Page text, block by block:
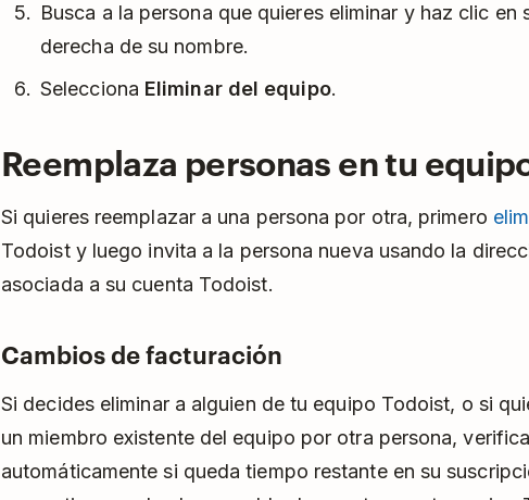
Busca a la persona que quieres eliminar y haz clic en
derecha de su nombre.
Selecciona Eliminar del equipo.
Reemplaza personas en tu
Si quieres reemplazar a una persona por otra, primero
Todoist y luego invita a la persona nueva usando la
asociada a su cuenta Todoist.
Cambios de facturación
Si decides eliminar a alguien de tu equipo Todoist, o si
un miembro existente del equipo por otra persona,
automáticamente si queda tiempo restante en su